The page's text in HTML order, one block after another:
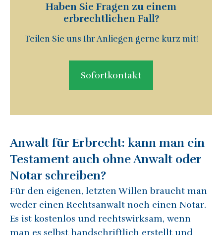
Haben Sie Fragen zu einem
erbrechtlichen Fall?
Teilen Sie uns Ihr Anliegen gerne kurz mit!
Sofortkontakt
Anwalt für Erbrecht: kann man ein
Testament auch ohne Anwalt oder
Notar schreiben?
Für den eigenen, letzten Willen braucht man
weder einen Rechtsanwalt noch einen Notar.
Es ist kostenlos und rechtswirksam, wenn
man es selbst handschriftlich erstellt und